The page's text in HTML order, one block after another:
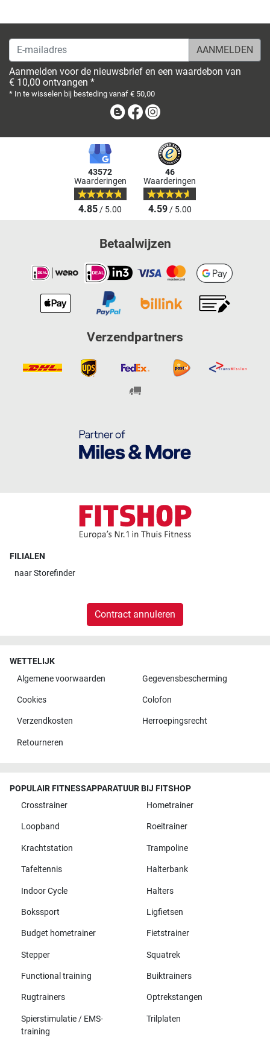
E-mailadres
Aanmelden voor de nieuwsbrief en een waardebon van
€ 10,00 ontvangen *
* In te wisselen bij besteding vanaf € 50,00
BlogFacebook
43572
Waarderingen
4.85/ 5.00
46
Waarderingen
4.59/ 5.00
Betaalwijzen
Verzendpartners
FILIALEN
naarStorefinder
Contract annuleren
WETTELIJK
Algemene voorwaarden
Gegevensbescherming
Cookies Colofon
Verzendkosten Herroepingsrecht
Retourneren
POPULAIR FITNESSAPPARATUUR BIJ FITSHOP
Crosstrainer
Hometrainer
Loopband Roeitrainer
Krachtstation Trampoline
Tafeltennis Halterbank
Indoor Cycle Halters
Bokssport Ligfietsen
Budget hometrainer Fietstrainer
Stepper Squatrek
Functional training Buiktrainers
Rugtrainers Optrekstangen
Spierstimulatie / EMS-
training
Trilplaten